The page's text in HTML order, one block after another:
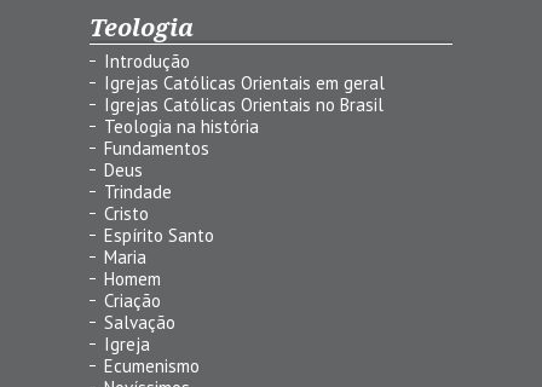
Teologia
Introdução
Igrejas Católicas Orientais em geral
Igrejas Católicas Orientais no Brasil
Teologia na história
Fundamentos
Deus
Trindade
Cristo
Espírito Santo
Maria
Homem
Criação
Salvação
Igreja
Ecumenismo